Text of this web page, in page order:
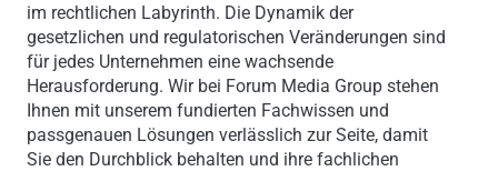
im rechtlichen Labyrinth. Die Dynamik der
gesetzlichen und regulatorischen Veränderungen sind
für jedes Unternehmen eine wachsende
Herausforderung. Wir bei Forum Media Group stehen
Ihnen mit unserem fundierten Fachwissen und
passgenauen Lösungen verlässlich zur Seite, damit
Sie den Durchblick behalten und ihre fachlichen